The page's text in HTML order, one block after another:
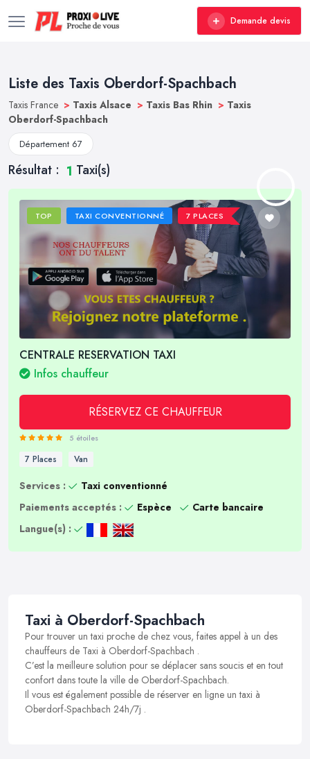
Demande devis
Liste des Taxis Oberdorf-Spachbach
Taxis France > Taxis Alsace > Taxis Bas Rhin > Taxis
Oberdorf-Spachbach
Département 67
Résultat : 1 Taxi(s)
TOP TAXI CONVENTIONNÉ 7 PLACES
CENTRALE RESERVATION TAXI
Infos chauffeur
RÉSERVEZ CE CHAUFFEUR
5 étoiles
7 Places Van
Services :
Taxi conventionné
Paiements acceptés :
Espèce
Carte bancaire
Langue(s) :
Taxi à Oberdorf-Spachbach
Pour trouver un taxi proche de chez vous, faites appel à un des
chauffeurs de Taxi à Oberdorf-Spachbach .
C’est la meilleure solution pour se déplacer sans soucis et en tout
confort dans toute la ville de Oberdorf-Spachbach.
Il vous est également possible de réserver en ligne un taxi à
Oberdorf-Spachbach 24h/7j .